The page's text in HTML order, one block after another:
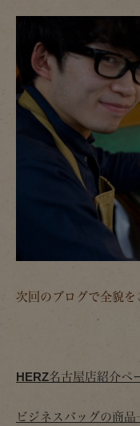
次回のブログで全貌を
HERZ名古屋店紹介ペ
ビジネスバッグの商